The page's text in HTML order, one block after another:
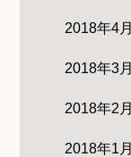
2018年4月
2018年3月
2018年2月
2018年1月